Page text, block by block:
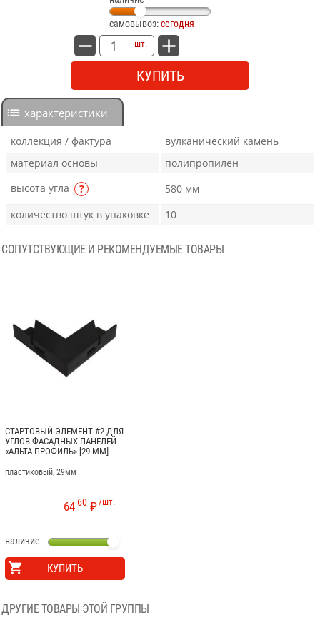
самовывоз:сегодня
шт.
КУПИТЬ
характеристики
коллекция / фактура
вулканический камень
материал основы
полипропилен
высота угла
?
580 мм
количество штук в упаковке
10
СОПУТСТВУЮЩИЕ И РЕКОМЕНДУЕМЫЕ ТОВАРЫ
СТАРТОВЫЙ ЭЛЕМЕНТ #2 ДЛЯ
УГЛОВ ФАСАДНЫХ ПАНЕЛЕЙ
«АЛЬТА-ПРОФИЛЬ» [29 ММ]
пластиковый; 29мм
/шт.
64 60 ₽
наличие
КУПИТЬ
ДРУГИЕ ТОВАРЫ ЭТОЙ ГРУППЫ